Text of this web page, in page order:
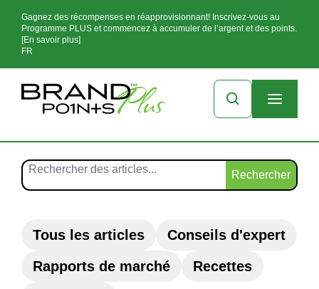
Gagnez des récompenses en réapprovisionnant! Inscrivez-vous au
Programme PLUS et commencez à accumuler de l’argent et des points.
[En savoir plus]
FR
Rechercher
Tous les articles
Conseils d'expert
Rapports de marché
Recettes